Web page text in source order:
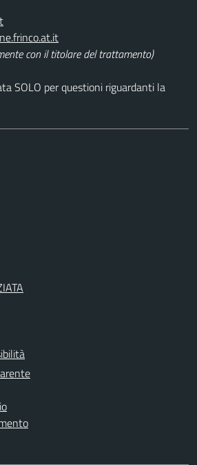
con il titolare del trattamento)
SOLO per questioni riguardanti la